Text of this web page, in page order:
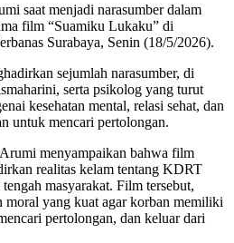
saat menjadi narasumber dalam
film “Suamiku Lukaku” di
Surabaya, Senin (18/5/2026).
sejumlah narasumber, di
serta psikolog yang turut
kesehatan mental, relasi sehat, dan
untuk mencari pertolongan.
menyampaikan bahwa film
realitas kelam tentang KDRT
masyarakat. Film tersebut,
moral yang kuat agar korban memiliki
pertolongan, dan keluar dari